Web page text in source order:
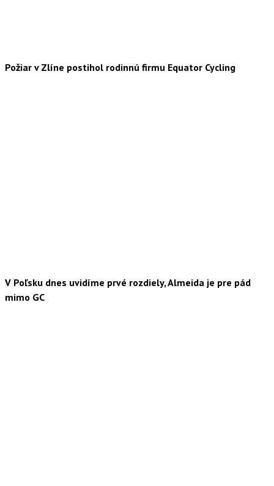
Požiar v Zlíne postihol rodinnú firmu Equator Cycling
V Poľsku dnes uvidíme prvé rozdiely, Almeida je pre pád
mimo GC